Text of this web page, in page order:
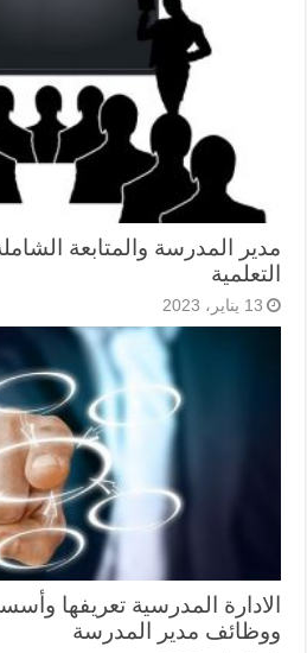
مدير المدرسة والمتابعة
التعلمية
13 يناير، 2023
الادارة المدرسية تعريفها
ووظائف مدير المدرسة